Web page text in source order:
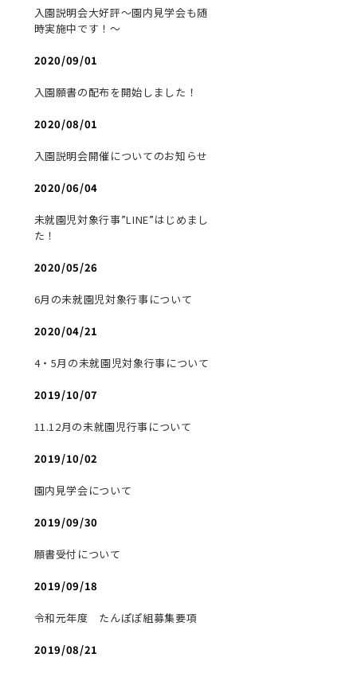
入園説明会大好評～園内見学会も随
時実施中です！～
2020/09/01
入園願書の配布を開始しました！
2020/08/01
入園説明会開催についてのお知らせ
2020/06/04
未就園児対象行事”LINE”はじめまし
た！
2020/05/26
6月の未就園児対象行事について
2020/04/21
4・5月の未就園児対象行事について
2019/10/07
11.12月の未就園児行事について
2019/10/02
園内見学会について
2019/09/30
願書受付について
2019/09/18
令和元年度 たんぽぽ組募集要項
2019/08/21